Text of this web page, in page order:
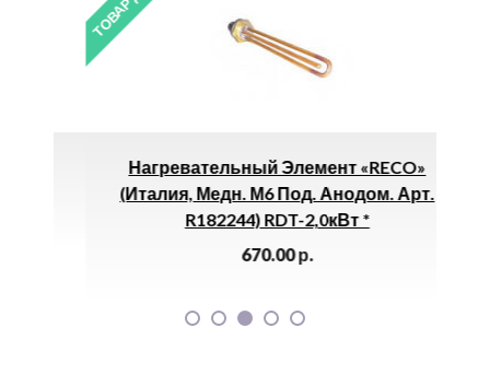
Нагревательный Элемент «RECO»
(Италия, Медн. М6 Под. Анодом. Арт.
R182244) RDT-2,0кВт *
670.00р.